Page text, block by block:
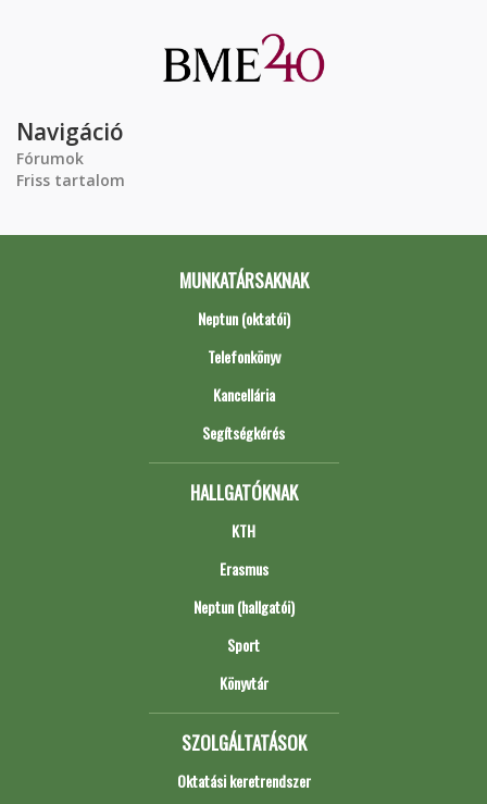
Navigáció
Fórumok
Friss tartalom
MUNKATÁRSAKNAK
Neptun (oktatói)
Telefonkönyv
Kancellária
Segítségkérés
HALLGATÓKNAK
KTH
Erasmus
Neptun (hallgatói)
Sport
Könyvtár
SZOLGÁLTATÁSOK
Oktatási keretrendszer